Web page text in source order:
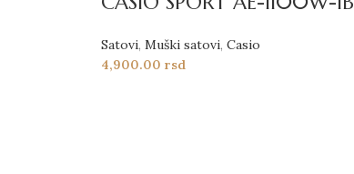
Satovi, Muški satovi, Casio
4,900.00 rsd